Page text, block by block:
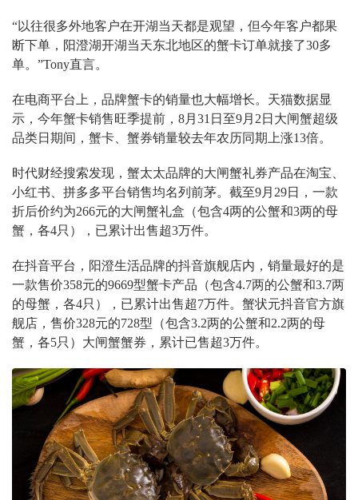
“以往很多外地客户在开湖当天都是观望，但今年客户都果
断下单，阳澄湖开湖当天东北地区的蟹卡订单就接了30多
单。”Tony直言。
在电商平台上，品牌蟹卡的销量也大幅增长。天猫数据显
示，今年蟹卡销售旺季提前，8月31日至9月2日大闸蟹超级
品类日期间，蟹卡、蟹券销量较去年农历同期上涨13倍。
时代财经搜索发现，蟹太太品牌的大闸蟹礼券产品在淘宝、
小红书、拼多多平台销售均名列前茅。截至9月29日，一款
折后价约为266元的大闸蟹礼盒（包含4两的公蟹和3两的母
蟹，各4只），已累计出售超3万件。
在抖音平台，阳澄生活品牌的抖音旗舰店内，销量最好的是
一款售价358元的9669型蟹卡产品（包含4.7两的公蟹和3.7两
的母蟹，各4只），已累计出售超7万件。蟹状元抖音官方旗
舰店，售价328元的728型（包含3.2两的公蟹和2.2两的母
蟹，各5只）大闸蟹蟹券，累计已售超3万件。